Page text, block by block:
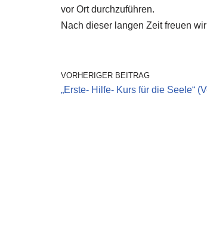
vor Ort durchzuführen.
Nach dieser langen Zeit freuen
VORHERIGER BEITRAG
„Erste- Hilfe- Kurs für die Seele“